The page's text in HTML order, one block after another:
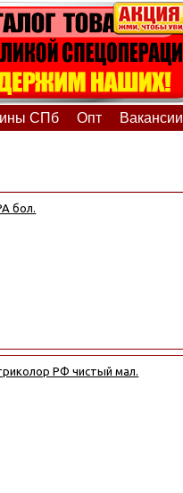
СПб Опт Вакансии
бол.
РФ чистый мал.